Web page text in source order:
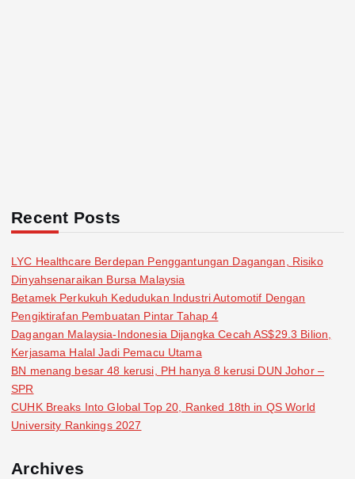
Recent Posts
LYC Healthcare Berdepan Penggantungan Dagangan, Risiko
Dinyahsenaraikan Bursa Malaysia
Betamek Perkukuh Kedudukan Industri Automotif Dengan
Pengiktirafan Pembuatan Pintar Tahap 4
Dagangan Malaysia-Indonesia Dijangka Cecah AS$29.3 Bilion,
Kerjasama Halal Jadi Pemacu Utama
BN menang besar 48 kerusi, PH hanya 8 kerusi DUN Johor –
SPR
CUHK Breaks Into Global Top 20, Ranked 18th in QS World
University Rankings 2027
Archives